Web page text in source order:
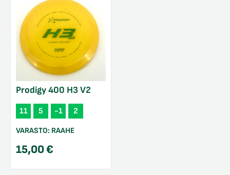
Prodigy 400 H3 V2
11 5 -1 2
VARASTO: RAAHE
15,00€